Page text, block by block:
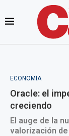
ECONOMÍA
Oracle: el
creciendo
El auge de la
valorización